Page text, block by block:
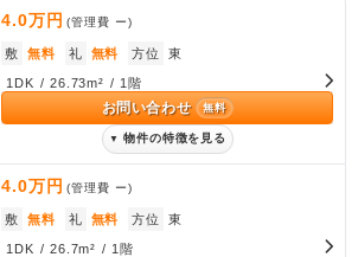
4.0万円 (管理費 ー)
敷 無料 礼 無料 方位 東
1DK / 26.73m² / 1階
お問い合わせ 無料
▼ 物件の特徴を見る
4.0万円 (管理費 ー)
敷 無料 礼 無料 方位 東
1DK / 26.7m² / 1階